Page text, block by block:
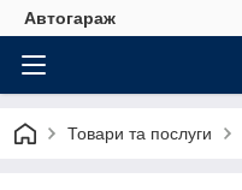
Автогараж
Товари та послуги